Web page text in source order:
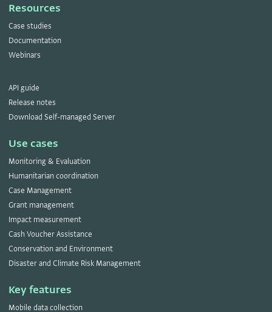
Resources
Case studies
Documentation
Webinars
API guide
Release notes
Download Self-managed Server
Use cases
Monitoring & Evaluation
Humanitarian coordination
Case Management
Grant management
Impact measurement
Cash Voucher Assistance
Conservation and Environment
Disaster and Climate Risk Management
Key features
Mobile data collection